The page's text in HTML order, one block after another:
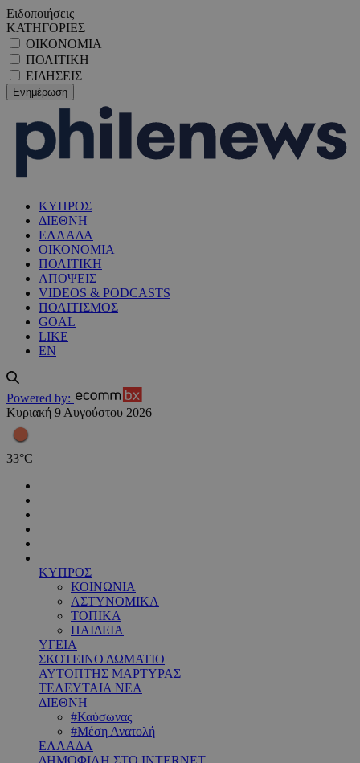
Ειδοποιήσεις
ΚΑΤΗΓΟΡΙΕΣ
ΟΙΚΟΝΟΜΙΑ
ΠΟΛΙΤΙΚΗ
ΕΙΔΗΣΕΙΣ
ΚΥΠΡΟΣ
ΔΙΕΘΝΗ
ΕΛΛΑΔΑ
ΟΙΚΟΝΟΜΙΑ
ΠΟΛΙΤΙΚΗ
ΑΠΟΨΕΙΣ
VIDEOS & PODCASTS
ΠΟΛΙΤΙΣΜΟΣ
GOAL
LIKE
EN
Powered by:
Κυριακή 9 Αυγούστου 2026
33°C
ΚΥΠΡΟΣ
ΚΟΙΝΩΝΙΑ
ΑΣΤΥΝΟΜΙΚΑ
ΤΟΠΙΚΑ
ΠΑΙΔΕΙΑ
ΥΓΕΙΑ
ΣΚΟΤΕΙΝΟ ΔΩΜΑΤΙΟ
ΑΥΤΟΠΤΗΣ ΜΑΡΤΥΡΑΣ
ΤΕΛΕΥΤΑΙΑ ΝΕΑ
ΔΙΕΘΝΗ
#Καύσωνας
#Μέση Ανατολή
ΕΛΛΑΔΑ